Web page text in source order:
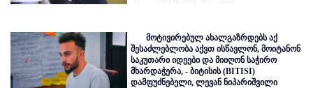
მოტივირებულ ახალგაზრდებს აქ
შესაძლებლობა აქვთ ისწავლონ, მოიტანონ
საკუთარი იდეები და მიიღონ საჭირო
მხარდაჭერა, - ბიტისის (BITISI)
დამფუძნებელი, ლევან ნიპარიშვილი